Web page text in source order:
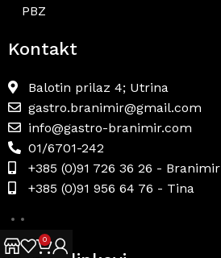
PBZ
Kontakt
Balotin prilaz 4; Utrina
gastro.branimir@gmail.com
info@gastro-branimir.com
01/6701-242
+385 (0)91 726 36 26 - Branimir
+385 (0)91 956 64 76 - Tina
0